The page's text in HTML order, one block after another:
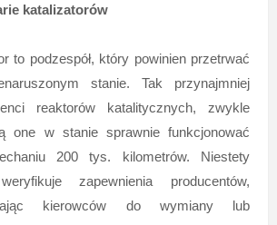
katalizatorów
to podzespół, który powinien przetrwać
stanie. Tak przynajmniej
reaktorów katalitycznych, zwykle
one w stanie sprawnie funkcjonować
200 tys. kilometrów. Niestety
zapewnienia producentów,
kierowców do wymiany lub